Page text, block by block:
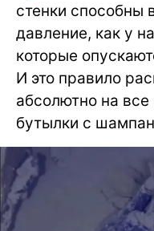
стенки
давление, как у
которые
И это правило
абсолютно на
бутылки с